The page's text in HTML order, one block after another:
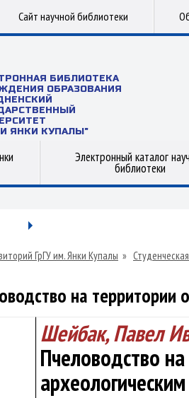
Сайт научной библиотеки
БИБЛИОТЕКА
ОБРАЗОВАНИЯ
ЯНКИ КУПАЛЫ"
Электронный каталог
библиотеки
ГрГУ им. Янки Купалы »
на территории
Шейбак, Павел
Пчеловодство